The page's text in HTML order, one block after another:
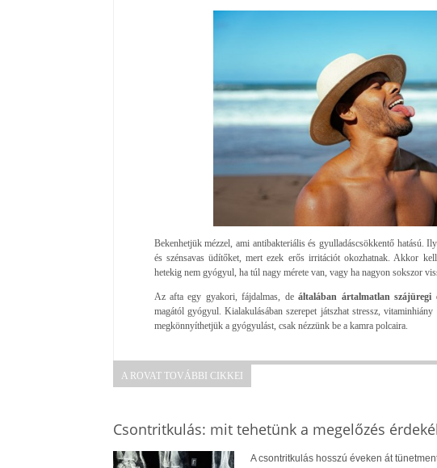
Bekenhetjük mézzel, ami antibakteriális és gyulladáscsökkentő hatású.
és szénsavas üdítőket, mert ezek erős irritációt okozhatnak. Akkor
hetekig nem gyógyul, ha túl nagy mérete van, vagy ha nagyon sokszor
Az afta egy gyakori, fájdalmas, deáltalában ártalmatlan szájüregi
magától gyógyul. Kialakulásában szerepet játszhat stressz,
megkönnyíthetjük a gyógyulást, csak nézzünk be a kamra polcaira.
A ROVAT TOVÁBBI CIKKEI
Csontritkulás: mit tehetünk a megelőzés
A csontritkulás hosszú éveken át